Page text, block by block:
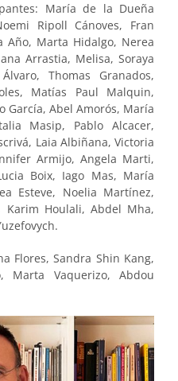
María de la Dueña
Ripoll Cánoves, Fran
Año, Marta Hidalgo, Nerea
Arrastia, Melisa, Soraya
Thomas Granados,
Matías Paul Malquin,
García, Abel Amorós, María
Masip, Pablo Alcacer,
Laia Albiñana, Victoria
Armijo, Angela Marti,
Boix, Iago Mas, María
Esteve, Noelia Martínez,
Karim Houlali, Abdel Mha,
Flores, Sandra Shin Kang,
Marta Vaquerizo, Abdou